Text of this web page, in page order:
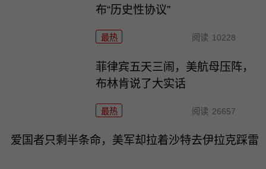
布“历史性协议”
最热 阅读 10228
菲律宾五天三闹，美航母压阵，
布林肯说了大实话
最热 阅读 26657
爱国者只剩半条命，美军却拉着沙特去伊拉克踩雷